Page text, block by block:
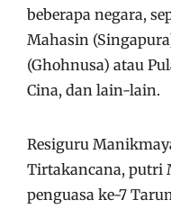
beberapa negara,
Mahasin
(Ghohnusa) atau
Cina, dan lain-lain.
Resiguru
Tirtakancana, putri
penguasa ke-7